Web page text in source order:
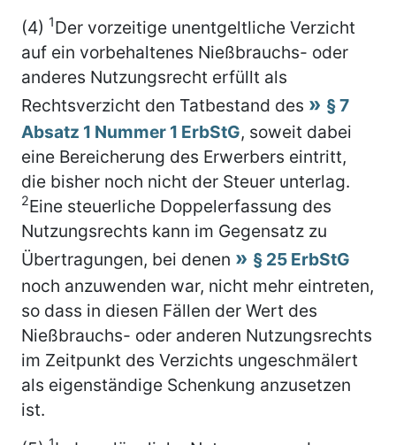
(4) 1Der vorzeitige unentgeltliche Verzicht
auf ein vorbehaltenes Nießbrauchs- oder
anderes Nutzungsrecht erfüllt als
Rechtsverzicht den Tatbestand des
§ 7
Absatz 1 Nummer 1 ErbStG, soweit dabei
eine Bereicherung des Erwerbers eintritt,
die bisher noch nicht der Steuer unterlag.
2Eine steuerliche Doppelerfassung des
Nutzungsrechts kann im Gegensatz zu
Übertragungen, bei denen
§ 25 ErbStG
noch anzuwenden war, nicht mehr eintreten,
so dass in diesen Fällen der Wert des
Nießbrauchs- oder anderen Nutzungsrechts
im Zeitpunkt des Verzichts ungeschmälert
als eigenständige Schenkung anzusetzen
ist.